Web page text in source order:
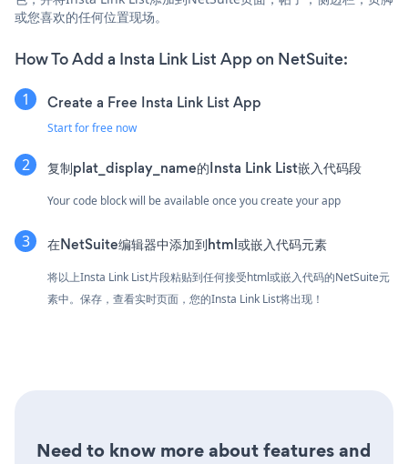
或您喜欢的任何位置现场。
How To Add a Insta Link List App on NetSuite:
Create a Free Insta Link List App
Start for free now
复制plat_display_name的Insta Link List嵌入代码段
Your code block will be available once you create your app
在NetSuite编辑器中添加到html或嵌入代码元素
将以上Insta Link List片段粘贴到任何接受html或嵌入代码的NetSuite元
素中。保存，查看实时页面，您的Insta Link List将出现！
Need to know more about features and